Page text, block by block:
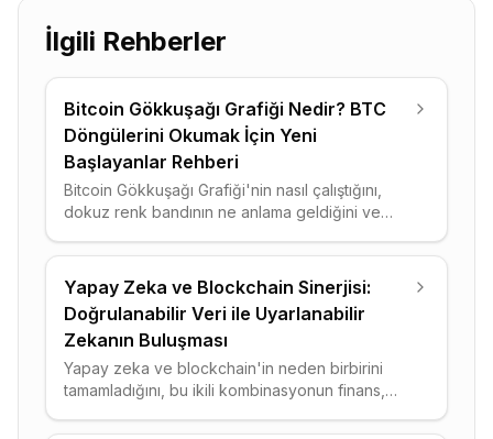
İlgili Rehberler
Bitcoin Gökkuşağı Grafiği Nedir? BTC
Döngülerini Okumak İçin Yeni
Başlayanlar Rehberi
Bitcoin Gökkuşağı Grafiği'nin nasıl çalıştığını,
dokuz renk bandının ne anlama geldiğini ve
kullanacağınızı öğrenin.
Yapay Zeka ve Blockchain Sinerjisi:
Doğrulanabilir Veri ile Uyarlanabilir
Zekanın Buluşması
Yapay zeka ve blockchain'in neden birbirini
tamamladığını, bu ikili kombinasyonun finans,
öğrenin.